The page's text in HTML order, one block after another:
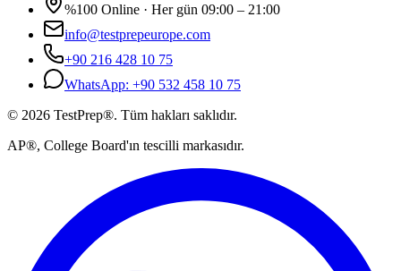
%100 Online · Her gün 09:00 – 21:00
info@testprepeurope.com
+90 216 428 10 75
WhatsApp: +90 532 458 10 75
© 2026 TestPrep®. Tüm hakları saklıdır.
AP®, College Board'ın tescilli markasıdır.